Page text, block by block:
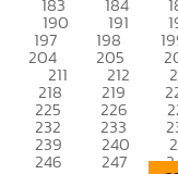
183 184
190 191
197 198
204 205
211 212
218 219
225 226
232 233
239 240
246 247